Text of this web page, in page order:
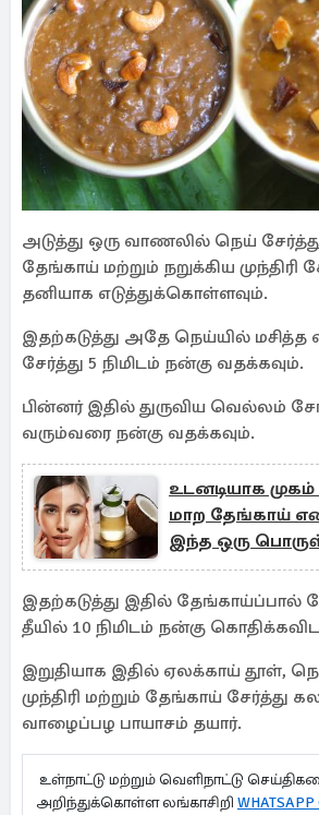
அடுத்து ஒரு வாணலில் நெய்
தேங்காய் மற்றும் நறுக்கிய முந்திரி
தனியாக எடுத்துக்கொள்ளவும்.
இதற்கடுத்து அதே நெய்யில்
சேர்த்து 5 நிமிடம் நன்கு வதக்கவும்.
பின்னர் இதில் துருவிய வெல்லம்
வரும்வரை நன்கு வதக்கவும்.
உடனடியாக
மாற தேங்காய்
இந்த ஒரு
இதற்கடுத்து இதில் தேங்காய்ப்பால்
தீயில் 10 நிமிடம் நன்கு
இறுதியாக இதில் ஏலக்காய் தூள்,
முந்திரி மற்றும் தேங்காய் சேர்த்து
வாழைப்பழ பாயாசம் தயார்.
உள்நாட்டு மற்றும் வெளிநாட்டு
அறிந்துக்கொள்ள லங்காசிறி